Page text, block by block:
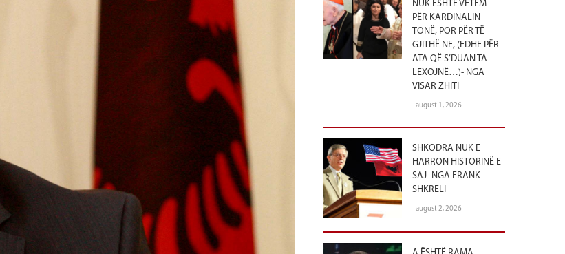
NUK ËSHTË VETËM
PËR KARDINALIN
TONË, POR PËR TË
GJITHË NE, (EDHE PËR
ATA QË S’DUAN TA
LEXOJNË…)- NGA
VISAR ZHITI
august 1, 2026
SHKODRA NUK E
HARRON HISTORINË E
SAJ- NGA FRANK
SHKRELI
august 2, 2026